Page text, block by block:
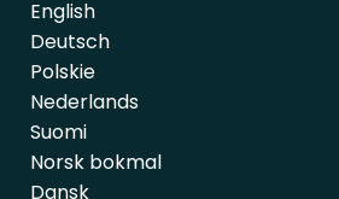
English
Deutsch
Polskie
Nederlands
Suomi
Norsk bokmal
Dansk